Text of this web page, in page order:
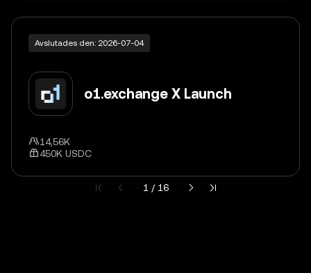
Avslutades den: 2026-07-04
o1.exchange X Launch
14,56K
450K USDC
Nuvarande sida 1 av 16
1 / 16